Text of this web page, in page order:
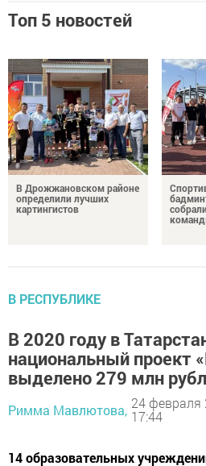
Топ 5 новостей
В Дрожжановском районе
определили лучших
картингистов
В РЕСПУБЛИКЕ
В 2020 году в
национальный проект
выделено 279 млн
Римма Мавлютова, 24 февраля
17:44
14 образовательных